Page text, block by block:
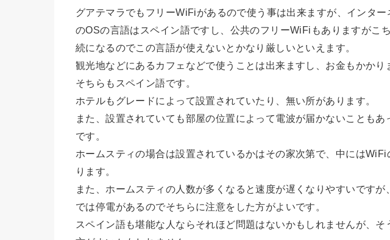
グアテマラでもフリーWiFiがあるので使う事は出来ますが、インタ
のOSの言語はスペイン語ですし、公共のフリーWiFiもありますがこ
続になるのでこの言語が使えないとかなり厳しいといえます。
観光地などにあるカフェなどで使うことは出来ますし、お金もかか
そちらもスペイン語です。
ホテルもグレードによって設置されていたり、無い所があります。
また、設置されていても部屋の位置によって電波が届かないこともあ
です。
ホームスティの場合は設置されているかはその家次第で、中には
ります。
また、ホームスティの人数が多くなると速度が遅くなりやすいです
では停電があるのでそちらに注意をした方がよいです。
スペイン語も堪能な人ならそれほど問題はないかもしれませんが、そ